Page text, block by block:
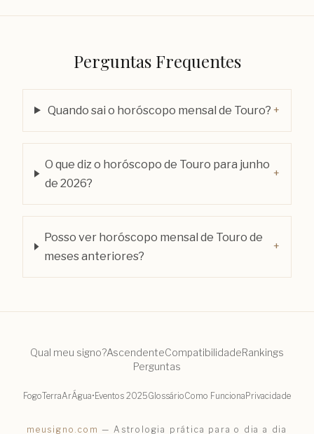
Perguntas Frequentes
Quando sai o horóscopo mensal de Touro? +
O que diz o horóscopo de Touro para junho
de 2026?
+
Posso ver horóscopo mensal de Touro de
meses anteriores?
+
Qual meu signo?AscendenteCompatibilidadeRankings
Perguntas
FogoTerraArÁgua•Eventos 2025GlossárioComo FuncionaPrivacidade
meusigno.com — Astrologia prática para o dia a dia